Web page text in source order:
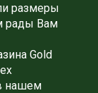
размеры
рады Вам
Gold
нашем